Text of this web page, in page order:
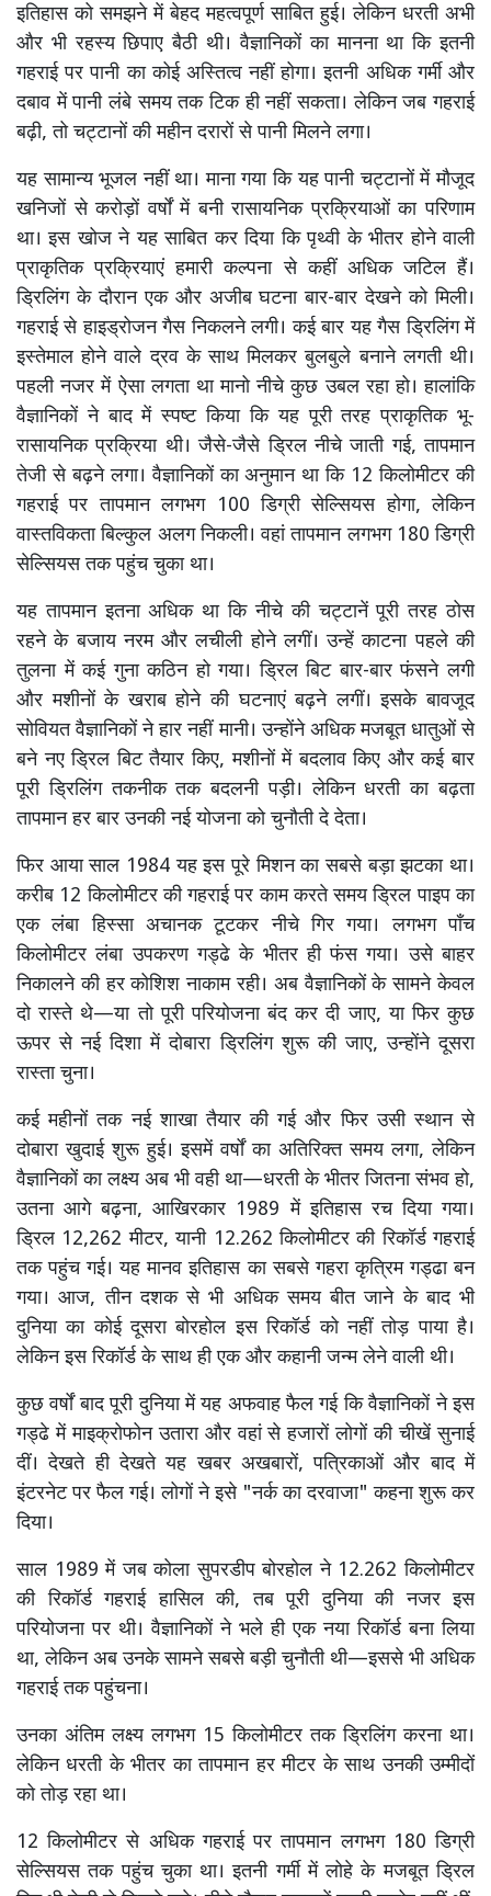
इतिहास को समझने में बेहद महत्वपूर्ण साबित हुई। लेकिन धरती अभी
और भी रहस्य छिपाए बैठी थी। वैज्ञानिकों का मानना था कि इतनी
गहराई पर पानी का कोई अस्तित्व नहीं होगा। इतनी अधिक गर्मी और
दबाव में पानी लंबे समय तक टिक ही नहीं सकता। लेकिन जब गहराई
बढ़ी, तो चट्टानों की महीन दरारों से पानी मिलने लगा।
यह सामान्य भूजल नहीं था। माना गया कि यह पानी चट्टानों में मौजूद
खनिजों से करोड़ों वर्षों में बनी रासायनिक प्रक्रियाओं का परिणाम
था। इस खोज ने यह साबित कर दिया कि पृथ्वी के भीतर होने वाली
प्राकृतिक प्रक्रियाएं हमारी कल्पना से कहीं अधिक जटिल हैं।
ड्रिलिंग के दौरान एक और अजीब घटना बार-बार देखने को मिली।
गहराई से हाइड्रोजन गैस निकलने लगी। कई बार यह गैस ड्रिलिंग में
इस्तेमाल होने वाले द्रव के साथ मिलकर बुलबुले बनाने लगती थी।
पहली नजर में ऐसा लगता था मानो नीचे कुछ उबल रहा हो। हालांकि
वैज्ञानिकों ने बाद में स्पष्ट किया कि यह पूरी तरह प्राकृतिक भू-
रासायनिक प्रक्रिया थी। जैसे-जैसे ड्रिल नीचे जाती गई, तापमान
तेजी से बढ़ने लगा। वैज्ञानिकों का अनुमान था कि 12 किलोमीटर की
गहराई पर तापमान लगभग 100 डिग्री सेल्सियस होगा, लेकिन
वास्तविकता बिल्कुल अलग निकली। वहां तापमान लगभग 180 डिग्री
सेल्सियस तक पहुंच चुका था।
यह तापमान इतना अधिक था कि नीचे की चट्टानें पूरी तरह ठोस
रहने के बजाय नरम और लचीली होने लगीं। उन्हें काटना पहले की
तुलना में कई गुना कठिन हो गया। ड्रिल बिट बार-बार फंसने लगी
और मशीनों के खराब होने की घटनाएं बढ़ने लगीं। इसके बावजूद
सोवियत वैज्ञानिकों ने हार नहीं मानी। उन्होंने अधिक मजबूत धातुओं से
बने नए ड्रिल बिट तैयार किए, मशीनों में बदलाव किए और कई बार
पूरी ड्रिलिंग तकनीक तक बदलनी पड़ी। लेकिन धरती का बढ़ता
तापमान हर बार उनकी नई योजना को चुनौती दे देता।
फिर आया साल 1984 यह इस पूरे मिशन का सबसे बड़ा झटका था।
करीब 12 किलोमीटर की गहराई पर काम करते समय ड्रिल पाइप का
एक लंबा हिस्सा अचानक टूटकर नीचे गिर गया। लगभग पाँच
किलोमीटर लंबा उपकरण गड्ढे के भीतर ही फंस गया। उसे बाहर
निकालने की हर कोशिश नाकाम रही। अब वैज्ञानिकों के सामने केवल
दो रास्ते थे—या तो पूरी परियोजना बंद कर दी जाए, या फिर कुछ
ऊपर से नई दिशा में दोबारा ड्रिलिंग शुरू की जाए, उन्होंने दूसरा
रास्ता चुना।
कई महीनों तक नई शाखा तैयार की गई और फिर उसी स्थान से
दोबारा खुदाई शुरू हुई। इसमें वर्षों का अतिरिक्त समय लगा, लेकिन
वैज्ञानिकों का लक्ष्य अब भी वही था—धरती के भीतर जितना संभव हो,
उतना आगे बढ़ना, आखिरकार 1989 में इतिहास रच दिया गया।
ड्रिल 12,262 मीटर, यानी 12.262 किलोमीटर की रिकॉर्ड गहराई
तक पहुंच गई। यह मानव इतिहास का सबसे गहरा कृत्रिम गड्ढा बन
गया। आज, तीन दशक से भी अधिक समय बीत जाने के बाद भी
दुनिया का कोई दूसरा बोरहोल इस रिकॉर्ड को नहीं तोड़ पाया है।
लेकिन इस रिकॉर्ड के साथ ही एक और कहानी जन्म लेने वाली थी।
कुछ वर्षों बाद पूरी दुनिया में यह अफवाह फैल गई कि वैज्ञानिकों ने इस
गड्ढे में माइक्रोफोन उतारा और वहां से हजारों लोगों की चीखें सुनाई
दीं। देखते ही देखते यह खबर अखबारों, पत्रिकाओं और बाद में
इंटरनेट पर फैल गई। लोगों ने इसे "नर्क का दरवाजा" कहना शुरू कर
दिया।
साल 1989 में जब कोला सुपरडीप बोरहोल ने 12.262 किलोमीटर
की रिकॉर्ड गहराई हासिल की, तब पूरी दुनिया की नजर इस
परियोजना पर थी। वैज्ञानिकों ने भले ही एक नया रिकॉर्ड बना लिया
था, लेकिन अब उनके सामने सबसे बड़ी चुनौती थी—इससे भी अधिक
गहराई तक पहुंचना।
उनका अंतिम लक्ष्य लगभग 15 किलोमीटर तक ड्रिलिंग करना था।
लेकिन धरती के भीतर का तापमान हर मीटर के साथ उनकी उम्मीदों
को तोड़ रहा था।
12 किलोमीटर से अधिक गहराई पर तापमान लगभग 180 डिग्री
सेल्सियस तक पहुंच चुका था। इतनी गर्मी में लोहे के मजबूत ड्रिल